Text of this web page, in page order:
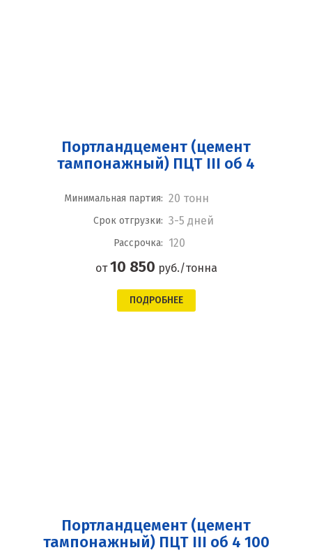
Портландцемент (цемент
тампонажный) ПЦТ III об 4
Минимальная партия: 20 тонн
Срок отгрузки: 3-5 дней
Рассрочка: 120
от10 850 руб./тонна
ПОДРОБНЕЕ
Портландцемент (цемент
тампонажный) ПЦТ III об 4 100